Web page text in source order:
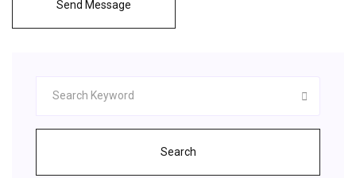
Send Message
Search